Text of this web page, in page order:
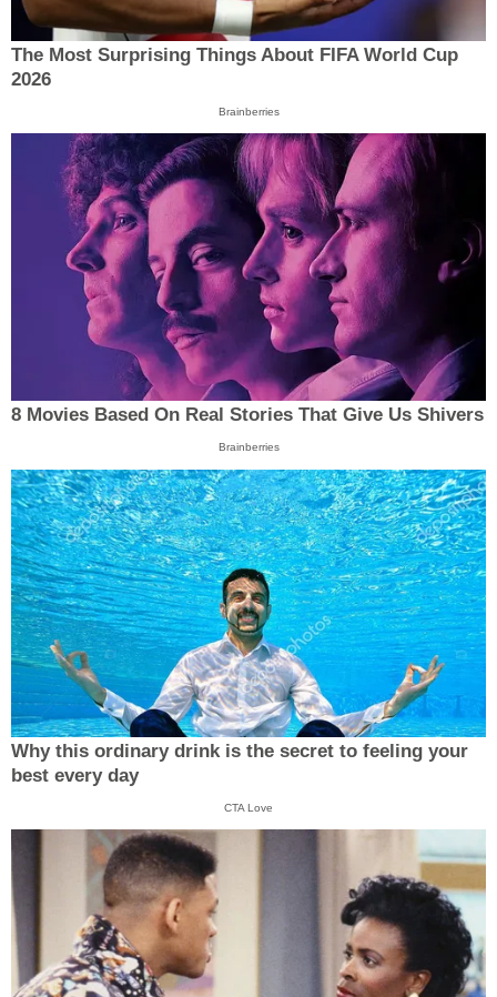
The Most Surprising Things About FIFA World Cup
2026
Brainberries
8 Movies Based On Real Stories That Give Us Shivers
Brainberries
Why this ordinary drink is the secret to feeling your
best every day
CTA Love